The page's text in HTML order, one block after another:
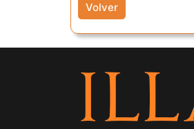
Volver